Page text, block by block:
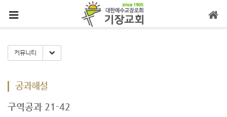
커뮤니티 Toggle Dropdown
공과해설
구역공과 21-42